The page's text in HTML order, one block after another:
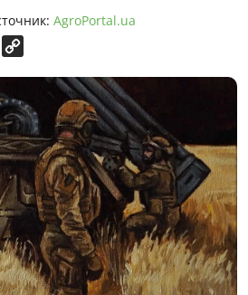
AgroPortal.ua
Email